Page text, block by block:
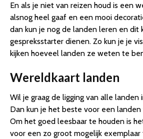
En als je niet van reizen houd is een
alsnog heel gaaf en een mooi
dan kun je nog de landen leren en dit
gespreksstarter dienen. Zo kun je je
kijken hoeveel landen ze weten te
Wereldkaart landen
Wil je graag de ligging van alle
Dan kun je het beste voor een
Om het goed leesbaar te houden is
voor een zo groot mogelijk exemplaar